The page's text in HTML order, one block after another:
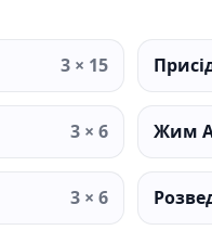
3 × 15
3 × 6 Жим
3 × 6